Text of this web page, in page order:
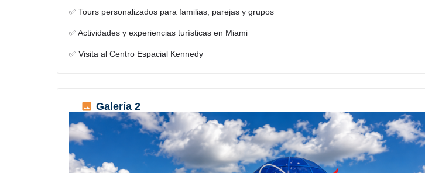
✅ Tours personalizados para familias, parejas y grupos
✅ Actividades y experiencias turísticas en Miami
✅ Visita al Centro Espacial Kennedy
Galería 2